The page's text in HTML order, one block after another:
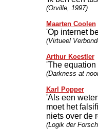
(Orville, 1997)
Maarten Coolen
'Op internet
(Virtueel
Arthur Koestler
'The equation
(Darkness at
Karl Popper
'Als een
moet het
niets over de
(Logik der